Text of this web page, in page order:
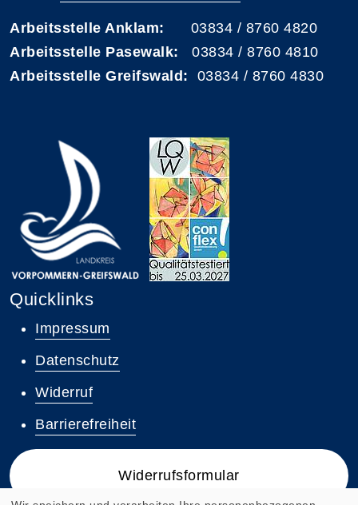
Arbeitsstelle Anklam: 03834 / 8760 4820
Arbeitsstelle Pasewalk: 03834 / 8760 4810
Arbeitsstelle Greifswald: 03834 / 8760 4830
Quicklinks
Impressum
Datenschutz
Widerruf
Barrierefreiheit
Widerrufsformular